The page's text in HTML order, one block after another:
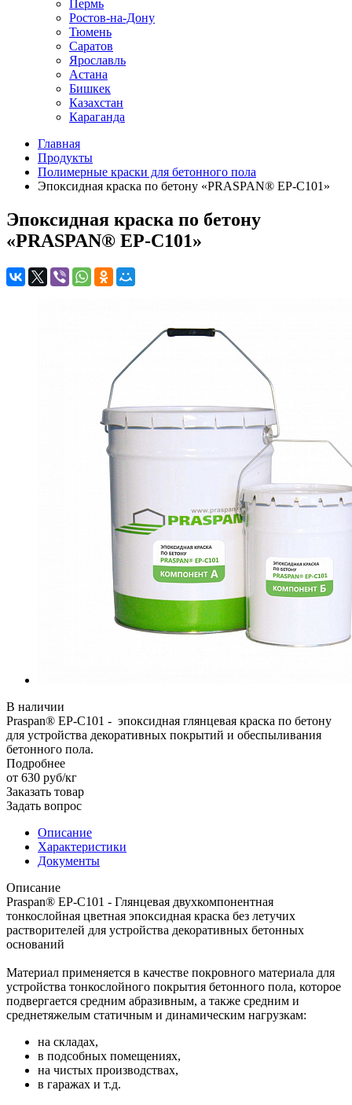
Пермь
Ростов-на-Дону
Тюмень
Саратов
Ярославль
Астана
Бишкек
Казахстан
Караганда
Главная
Продукты
Полимерные краски для бетонного пола
Эпоксидная краска по бетону «PRASPAN® EP-C101»
Эпоксидная краска по бетону
«PRASPAN® EP-C101»
В наличии
Praspan® EP-C101 - эпоксидная глянцевая краска по бетону
для устройства декоративных покрытий и обеспыливания
бетонного пола.
Подробнее
от 630 руб/кг
Заказать товар
Задать вопрос
Описание
Характеристики
Документы
Описание
Praspan® EP-C101 - Глянцевая двухкомпонентная
тонкослойная цветная эпоксидная краска без летучих
растворителей для устройства декоративных бетонных
оснований
Материал применяется в качестве покровного материала для
устройства тонкослойного покрытия бетонного пола, которое
подвергается средним абразивным, а также средним и
среднетяжелым статичным и динамическим нагрузкам:
на складах,
в подсобных помещениях,
на чистых производствах,
в гаражах и т.д.